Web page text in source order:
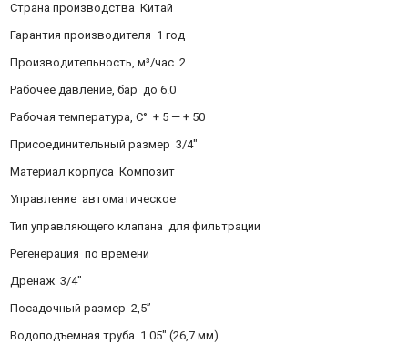
Страна производства Китай
Гарантия производителя 1 год
Производительность, м³/час 2
Рабочее давление, бар до 6.0
Рабочая температура, С° + 5 — + 50
Присоединительный размер 3/4″
Материал корпуса Композит
Управление автоматическое
Тип управляющего клапана для фильтрации
Регенерация по времени
Дренаж 3/4″
Посадочный размер 2,5”
Водоподъемная труба 1.05″ (26,7 мм)